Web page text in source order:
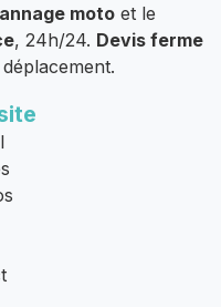
moto et le
, 24h/24. Devis ferme